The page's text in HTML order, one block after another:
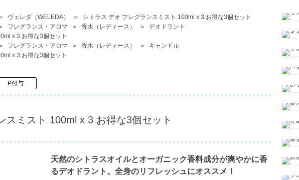
ヴェレダ（WELEDA）
シトラス デオ フレグランスミスト 100ml x 3 お得な3個セット
フレグランス・アロマ 香水（レディース）
デオドラント
x 3 お得な3個セット
フレグランス・アロマ 香水（レディース）
キャンドル
x 3 お得な3個セット
P付与
スミスト 100ml x 3 お得な3個セット
天然のシトラスオイルとオーガニック香料成分が爽やかに香
るデオドラント。全身のリフレッシュにオススメ！